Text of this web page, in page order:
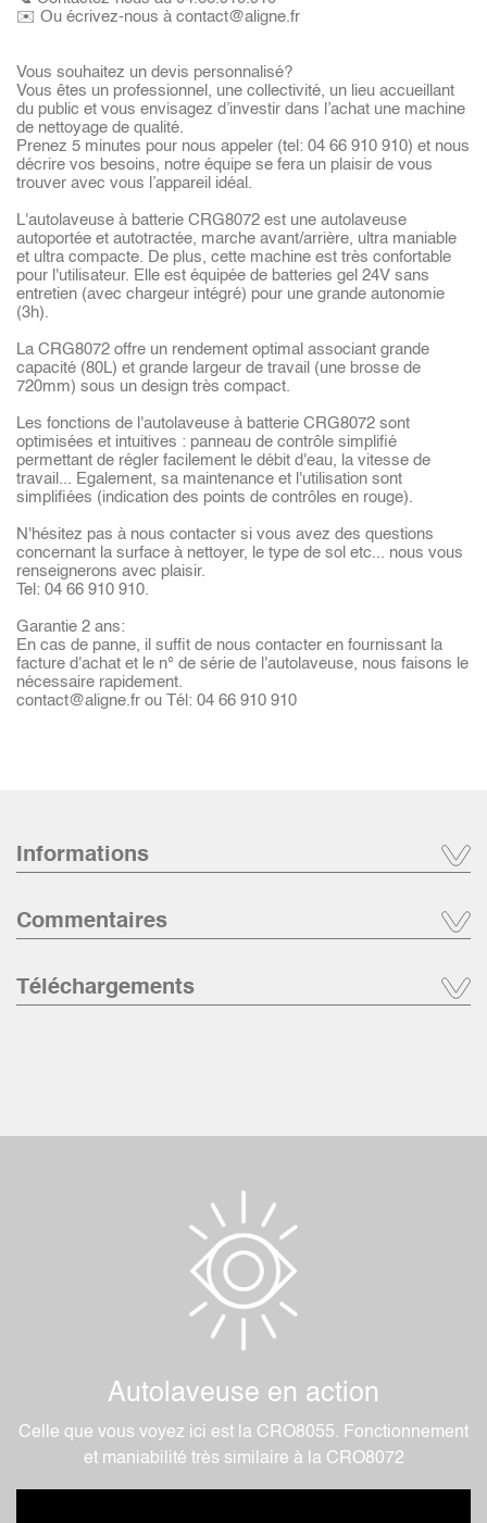
✉️ Ou écrivez-nous à contact@aligne.fr
Vous souhaitez un devis personnalisé?
Vous êtes un professionnel, une collectivité, un lieu accueillant
du public et vous envisagez d’investir dans l’achat une machine
de nettoyage de qualité.
Prenez 5 minutes pour nous appeler (tel: 04 66 910 910) et nous
décrire vos besoins, notre équipe se fera un plaisir de vous
trouver avec vous l’appareil idéal.
L'autolaveuse à batterie CRG8072 est une autolaveuse
autoportée et autotractée, marche avant/arrière, ultra maniable
et ultra compacte. De plus, cette machine est très confortable
pour l'utilisateur. Elle est équipée de batteries gel 24V sans
entretien (avec chargeur intégré) pour une grande autonomie
(3h).
La CRG8072 offre un rendement optimal associant grande
capacité (80L) et grande largeur de travail (une brosse de
720mm) sous un design très compact.
Les fonctions de l'autolaveuse à batterie CRG8072 sont
optimisées et intuitives : panneau de contrôle simplifié
permettant de régler facilement le débit d'eau, la vitesse de
travail... Egalement, sa maintenance et l'utilisation sont
simplifiées (indication des points de contrôles en rouge).
N'hésitez pas à nous contacter si vous avez des questions
concernant la surface à nettoyer, le type de sol etc... nous vous
renseignerons avec plaisir.
Tel: 04 66 910 910.
Garantie 2 ans:
En cas de panne, il suffit de nous contacter en fournissant la
facture d'achat et le n° de série de l'autolaveuse, nous faisons le
nécessaire rapidement.
contact@aligne.fr ou Tél: 04 66 910 910
Informations
Commentaires
Téléchargements
Autolaveuse en action
Celle que vous voyez ici est la CRO8055. Fonctionnement
et maniabilité très similaire à la CRO8072